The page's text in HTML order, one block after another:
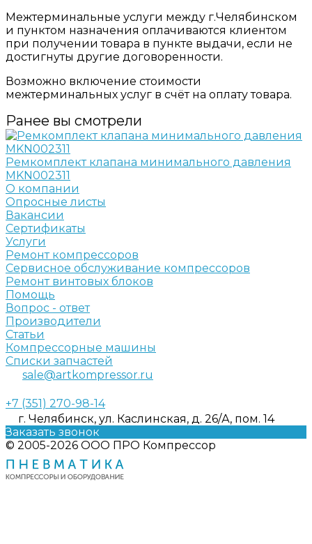
Межтерминальные услуги между г.Челябинском
и пунктом назначения оплачиваются клиентом
при получении товара в пункте выдачи, если не
достигнуты другие договоренности.
Возможно включение стоимости
межтерминальных услуг в счёт на оплату товара.
Ранее вы смотрели
Ремкомплект клапана минимального давления
MKN002311
О компании
Опросные листы
Вакансии
Сертификаты
Услуги
Ремонт компрессоров
Сервисное обслуживание компрессоров
Ремонт винтовых блоков
Помощь
Вопрос - ответ
Производители
Статьи
Компрессорные машины
Списки запчастей
sale@artkompressor.ru
+7 (351) 270-98-14
г. Челябинск, ул. Каслинская, д. 26/А, пом. 14
Заказать звонок
© 2005-2026 ООО ПРО Компрессор